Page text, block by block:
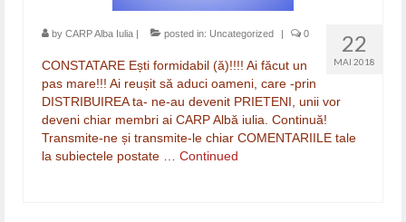
22
MAI 2018
by CARP Alba Iulia posted in: Uncategorized 0
CONSTATARE Ești formidabil (ă)!!!! Ai făcut un
pas mare!!! Ai reușit să aduci oameni, care -prin
DISTRIBUIREA ta- ne-au devenit PRIETENI, unii vor
deveni chiar membri ai CARP Albă iulia. Continuă!
Transmite-ne și transmite-le chiar COMENTARIILE tale
la subiectele postate … Continued